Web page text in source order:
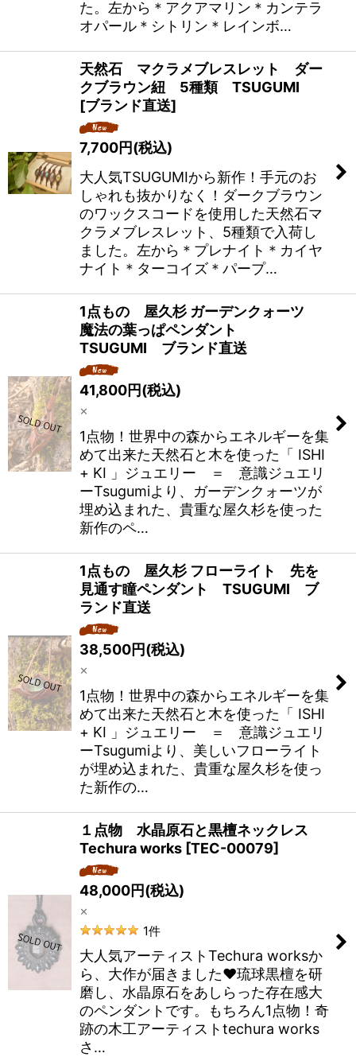
た。左から＊アクアマリン＊カンテラ
オパール＊シトリン＊レインボ…
天然石 マクラメブレスレット ダー
クブラウン紐 5種類 TSUGUMI
[ブランド直送]
7,700円(税込)
大人気TSUGUMIから新作！手元のお
しゃれも抜かりなく！ダークブラウン
のワックスコードを使用した天然石マ
クラメブレスレット、5種類で入荷し
ました。左から＊プレナイト＊カイヤ
ナイト＊ターコイズ＊パープ…
1点もの 屋久杉 ガーデンクォーツ
魔法の葉っぱペンダント
TSUGUMI ブランド直送
41,800円(税込)
×
1点物！世界中の森からエネルギーを集
めて出来た天然石と木を使った「 ISHI
+ KI 」ジュエリー ＝ 意識ジュエリ
ーTsugumiより、ガーデンクォーツが
埋め込まれた、貴重な屋久杉を使った
新作のペ…
1点もの 屋久杉 フローライト 先を
見通す瞳ペンダント TSUGUMI ブ
ランド直送
38,500円(税込)
×
1点物！世界中の森からエネルギーを集
めて出来た天然石と木を使った「 ISHI
+ KI 」ジュエリー ＝ 意識ジュエリ
ーTsugumiより、美しいフローライト
が埋め込まれた、貴重な屋久杉を使っ
た新作の…
１点物 水晶原石と黒檀ネックレス
Techura works [TEC-00079]
48,000円(税込)
×
1件
大人気アーティストTechura worksか
ら、大作が届きました❤️琉球黒檀を研
磨し、水晶原石をあしらった存在感大
のペンダントです。もちろん1点物！奇
跡の木工アーティストtechura works
さ…